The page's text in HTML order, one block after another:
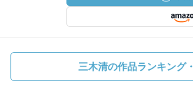
三木清の作品ランキング